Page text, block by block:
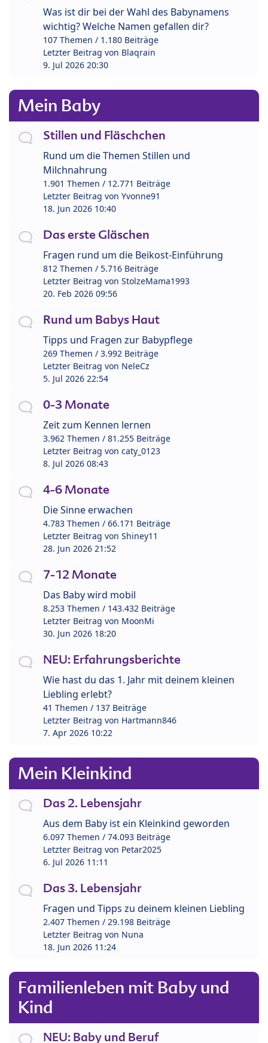
Was ist dir bei der Wahl des Babynamens
wichtig? Welche Namen gefallen dir?
107 Themen / 1.180 Beiträge
Letzter Beitrag von Blaqrain
9. Jul 2026 20:30
Mein Baby
Stillen und Fläschchen
Rund um die Themen Stillen und
Milchnahrung
1.901 Themen / 12.771 Beiträge
Letzter Beitrag von Yvonne91
18. Jun 2026 10:40
Das erste Gläschen
Fragen rund um die Beikost-Einführung
812 Themen / 5.716 Beiträge
Letzter Beitrag von StolzeMama1993
20. Feb 2026 09:56
Rund um Babys Haut
Tipps und Fragen zur Babypflege
269 Themen / 3.992 Beiträge
Letzter Beitrag von NeleCz
5. Jul 2026 22:54
0-3 Monate
Zeit zum Kennen lernen
3.962 Themen / 81.255 Beiträge
Letzter Beitrag von caty_0123
8. Jul 2026 08:43
4-6 Monate
Die Sinne erwachen
4.783 Themen / 66.171 Beiträge
Letzter Beitrag von Shiney11
28. Jun 2026 21:52
7-12 Monate
Das Baby wird mobil
8.253 Themen / 143.432 Beiträge
Letzter Beitrag von MoonMi
30. Jun 2026 18:20
NEU: Erfahrungsberichte
Wie hast du das 1. Jahr mit deinem kleinen
Liebling erlebt?
41 Themen / 137 Beiträge
Letzter Beitrag von Hartmann846
7. Apr 2026 10:22
Mein Kleinkind
Das 2. Lebensjahr
Aus dem Baby ist ein Kleinkind geworden
6.097 Themen / 74.093 Beiträge
Letzter Beitrag von Petar2025
6. Jul 2026 11:11
Das 3. Lebensjahr
Fragen und Tipps zu deinem kleinen Liebling
2.407 Themen / 29.198 Beiträge
Letzter Beitrag von Nuna
18. Jun 2026 11:24
Familienleben mit Baby und
Kind
NEU: Baby und Beruf